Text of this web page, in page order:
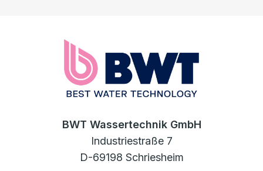
BWT Wassertechnik GmbH
Industriestraße 7
D-69198 Schriesheim